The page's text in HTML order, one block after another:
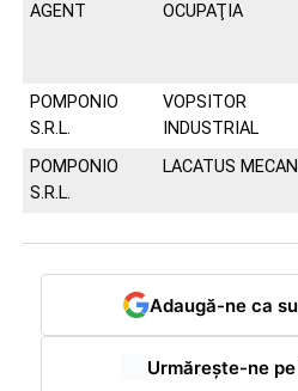
AGENT OCUPAŢIA
POMPONIO
S.R.L.
VOPSITOR
INDUSTRIAL
POMPONIO
S.R.L.
LACATUS
Adaugă-ne ca
Urmărește-ne